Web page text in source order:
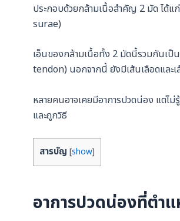
ประกอบด้วยกล้ามเนื้อสำคัญ 2 มัด ได้แ
surae)
เอ็นของกล้ามเนื้อทั้ง 2 มัดนี้รวมกันเป็น
tendon) นอกจากนี้ ยังมีเส้นเลือดและ
หลายคนอาจเคยมีอาการปวดน่อง แต่ไม่
และถูกวิธี
สารบัญ [show]
อาการปวดน่องที่ตำ